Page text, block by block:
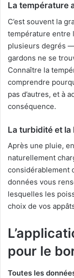
La température
C’est souvent la
température entre
plusieurs degrés
gardons ne se
Connaître la
comprendre
pas d’autres, et à
conséquence.
La turbidité et la
Après une pluie,
naturellement
considérablement
données vous
lesquelles les
choix de vos
pour le
Toutes les